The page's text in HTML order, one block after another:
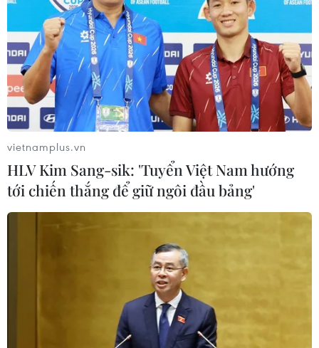
vietnamplus.vn
HLV Kim Sang-sik: 'Tuyển Việt Nam hướng
tới chiến thắng để giữ ngôi đầu bảng'